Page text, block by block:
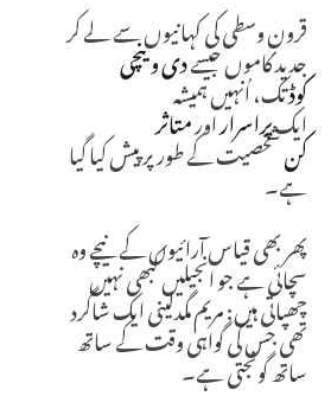
قرونِ وسطی کی کہانیوں سے لے کر
جدید کاموں جیسےدی وینچی
کوڈتک، اُنہیں ہمیشہ
ایکپراسراراورمتاثر
کنشخصیت کے طور پر پیش کیا گیا
ہے۔
پھر بھی قیاس آرائیوں کے نیچے وہ
سچائی ہے جو انجیلیں کبھی نہیں
چھپاتی ہیں: مریم مگدلینی ایک شاگرد
تھی جس کی گواہی وقت کے ساتھ
ساتھ گونجتی ہے۔